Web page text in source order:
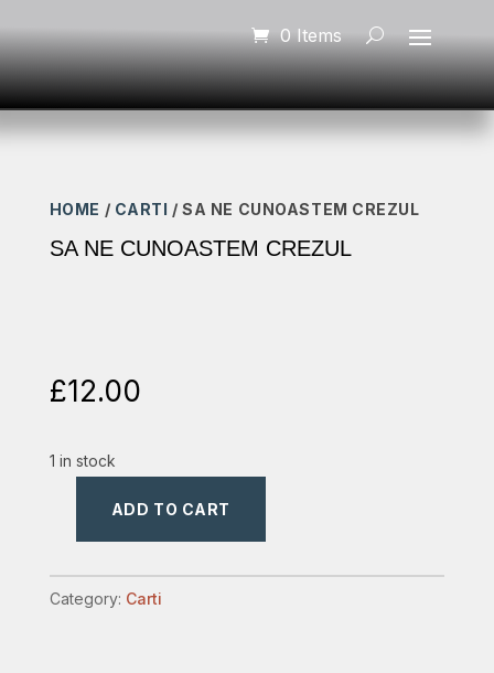
0 Items
HOME / CARTI / SA NE CUNOASTEM CREZUL
SA NE CUNOASTEM CREZUL
£12.00
1 in stock
CUNOASTEM
CREZUL
ADD TO CART
Category: Carti